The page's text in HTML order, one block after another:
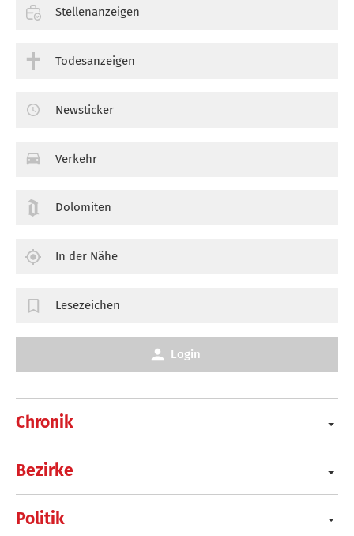
Chronik
Bezirke
Politik
Stellenanzeigen
Todesanzeigen
Newsticker
Verkehr
Dolomiten
In der Nähe
Lesezeichen
Login